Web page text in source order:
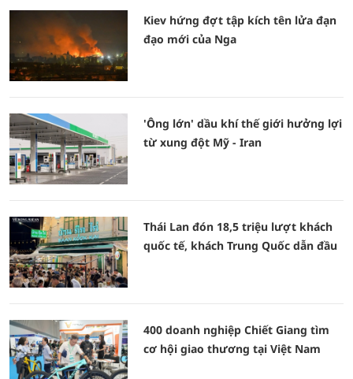
Kiev hứng đợt tập kích tên lửa đạn
đạo mới của Nga
'Ông lớn' dầu khí thế giới hưởng lợi
từ xung đột Mỹ - Iran
Thái Lan đón 18,5 triệu lượt khách
quốc tế, khách Trung Quốc dẫn đầu
400 doanh nghiệp Chiết Giang tìm
cơ hội giao thương tại Việt Nam